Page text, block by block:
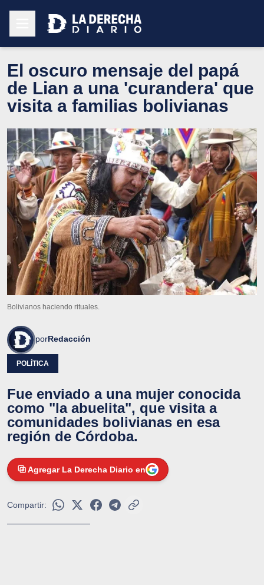
El oscuro mensaje del papá
de Lian a una 'curandera' que
visita a familias bolivianas
Bolivianos haciendo rituales.
porRedacción
POLÍTICA
Fue enviado a una mujer conocida
como "la abuelita", que visita a
comunidades bolivianas en esa
región de Córdoba.
Agregar La Derecha Diario en
Compartir: